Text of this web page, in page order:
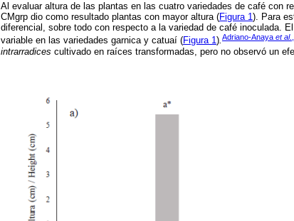
Al evaluar altura de las plantas en las cuatro variedades de café con
CMgrp dio como resultado plantas con mayor altura (Figura 1). Para
diferencial, sobre todo con respecto a la variedad de café inoculada.
variable en las variedades garnica y catuaí (Figura 1).Adriano-Anaya et al
intrarradices cultivado en raíces transformadas, pero no observó un